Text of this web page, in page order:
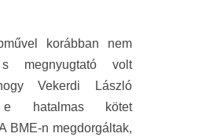
korábban nem
s megnyugtató volt
Vekerdi László
e hatalmas kötet
BME-n megdorgáltak,